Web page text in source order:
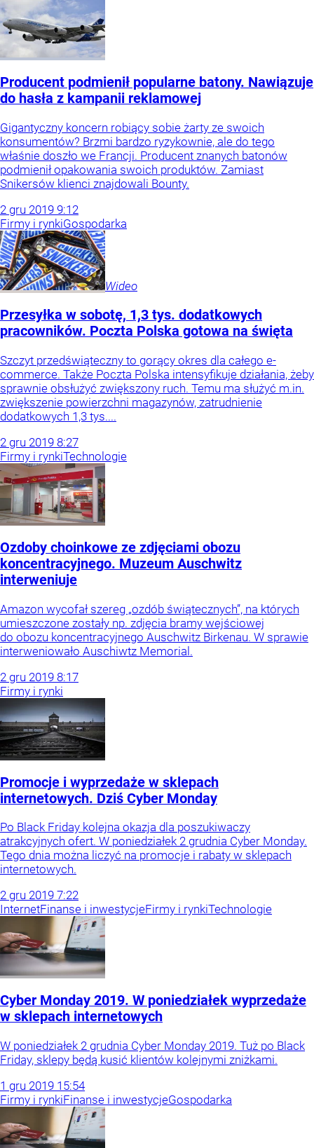
Producent podmienił popularne batony. Nawiązuje
do hasła z kampanii reklamowej
Gigantyczny koncern robiący sobie żarty ze swoich
konsumentów? Brzmi bardzo ryzykownie, ale do tego
właśnie doszło we Francji. Producent znanych batonów
podmienił opakowania swoich produktów. Zamiast
Snikersów klienci znajdowali Bounty.
2 gru 2019 9:12
Firmy i rynkiGospodarka
Wideo
Przesyłka w sobotę, 1,3 tys. dodatkowych
pracowników. Poczta Polska gotowa na święta
Szczyt przedświąteczny to gorący okres dla całego e-
commerce. Także Poczta Polska intensyfikuje działania, żeby
sprawnie obsłużyć zwiększony ruch. Temu ma służyć m.in.
zwiększenie powierzchni magazynów, zatrudnienie
dodatkowych 1,3 tys....
2 gru 2019 8:27
Firmy i rynkiTechnologie
Ozdoby choinkowe ze zdjęciami obozu
koncentracyjnego. Muzeum Auschwitz
interweniuje
Amazon wycofał szereg „ozdób świątecznych”, na których
umieszczone zostały np. zdjęcia bramy wejściowej
do obozu koncentracyjnego Auschwitz Birkenau. W sprawie
interweniowało Auschiwtz Memorial.
2 gru 2019 8:17
Firmy i rynki
Promocje i wyprzedaże w sklepach
internetowych. Dziś Cyber Monday
Po Black Friday kolejna okazja dla poszukiwaczy
atrakcyjnych ofert. W poniedziałek 2 grudnia Cyber Monday.
Tego dnia można liczyć na promocje i rabaty w sklepach
internetowych.
2 gru 2019 7:22
InternetFinanse i inwestycjeFirmy i rynkiTechnologie
Cyber Monday 2019. W poniedziałek wyprzedaże
w sklepach internetowych
W poniedziałek 2 grudnia Cyber Monday 2019. Tuż po Black
Friday, sklepy będą kusić klientów kolejnymi zniżkami.
1 gru 2019 15:54
Firmy i rynkiFinanse i inwestycjeGospodarka